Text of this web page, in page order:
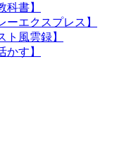
書】
エクスプレス】
風雲録】
す】